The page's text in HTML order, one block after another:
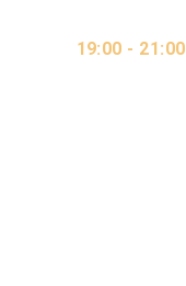
19:00 - 21:00